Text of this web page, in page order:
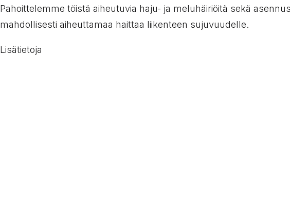
Pahoittelemme töistä aiheutuvia haju- ja meluhäiriöitä sekä
mahdollisesti aiheuttamaa haittaa liikenteen sujuvuudelle.
Lisätietoja